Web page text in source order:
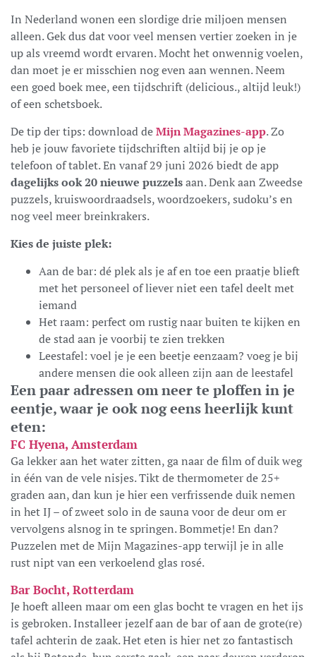
In Nederland wonen een slordige drie miljoen mensen
alleen. Gek dus dat voor veel mensen vertier zoeken in je
up als vreemd wordt ervaren. Mocht het onwennig voelen,
dan moet je er misschien nog even aan wennen. Neem
een goed boek mee, een tijdschrift (delicious., altijd leuk!)
of een schetsboek.
De tip der tips: download deMijn Magazines-app. Zo
heb je jouw favoriete tijdschriften altijd bij je op je
telefoon of tablet. En vanaf 29 juni 2026 biedt de app
dagelijks ook 20 nieuwe puzzelsaan. Denk aan Zweedse
puzzels, kruiswoordraadsels, woordzoekers, sudoku’s en
nog veel meer breinkrakers.
Kies de juiste plek:
Aan de bar: dé plek als je af en toe een praatje blieft
met het personeel of liever niet een tafel deelt met
iemand
Het raam: perfect om rustig naar buiten te kijken en
de stad aan je voorbij te zien trekken
Leestafel: voel je je een beetje eenzaam? voeg je bij
andere mensen die ook alleen zijn aan de leestafel
Een paar adressen om neer te ploffen in je
eentje, waar je ook nog eens heerlijk kunt
eten:
FC Hyena, Amsterdam
Ga lekker aan het water zitten, ga naar de film of duik weg
in één van de vele nisjes. Tikt de thermometer de 25+
graden aan, dan kun je hier een verfrissende duik nemen
in het IJ – of zweet solo in de sauna voor de deur om er
vervolgens alsnog in te springen. Bommetje! En dan?
Puzzelen met de Mijn Magazines-app terwijl je in alle
rust nipt van een verkoelend glas rosé.
Bar Bocht, Rotterdam
Je hoeft alleen maar om een glas bocht te vragen en het ijs
is gebroken. Installeer jezelf aan de bar of aan de grote(re)
tafel achterin de zaak. Het eten is hier net zo fantastisch